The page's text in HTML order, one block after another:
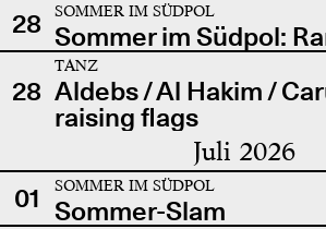
28
SOMMER IM SÜDPOL
Sommer im Südpol:
28
TANZ
Aldebs / Al Hakim /
raising flags
Juli 2026
01 SOMMER IM SÜDPOL
Sommer-Slam